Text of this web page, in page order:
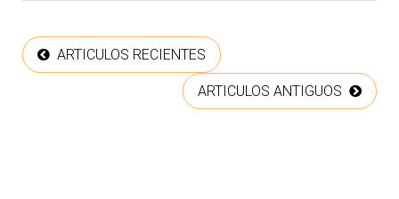
ARTICULOS RECIENTES
ARTICULOS ANTIGUOS